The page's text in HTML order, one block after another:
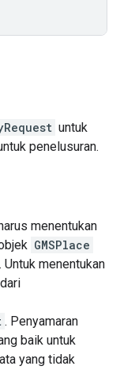
untuk
penelusuran.
menentukan
GMSPlace
menentukan
. Penyamaran
baik untuk
yang tidak